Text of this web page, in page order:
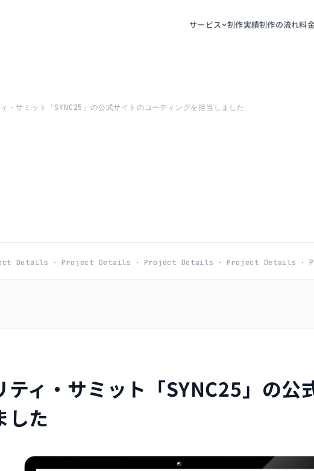
サービス 制作実績制作の流れ料
・サミット「SYNC25」の公式サイトのコーディングを担当しました
Details · Project Details · Project Details · Project Details ·
ティ・サミット「SYNC25」の公
した